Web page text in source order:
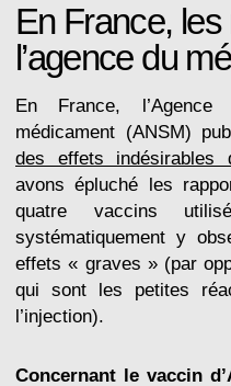
En France,
l’agence du
En France,
médicament (ANSM)
des effets indésirables
avons épluché les
quatre vaccins
systématiquement y
effets « graves » (par
qui sont les petites
l’injection).
Concernant le vaccin